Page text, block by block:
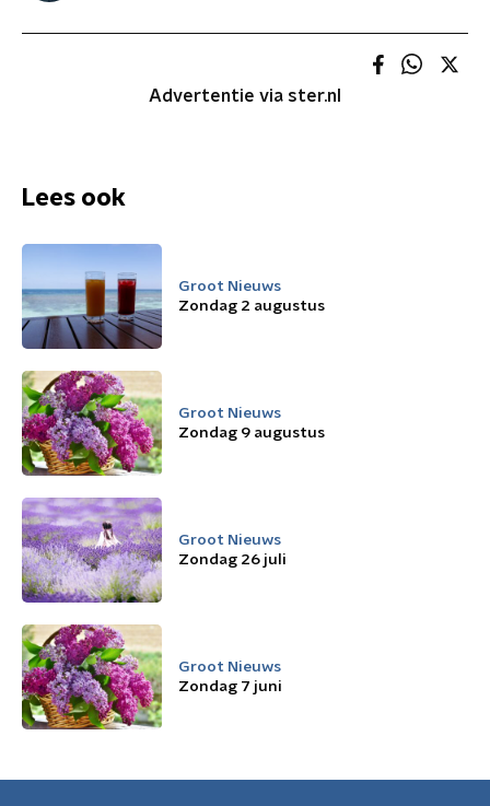
Advertentie via ster.nl
Lees ook
Groot Nieuws
Zondag 2 augustus
Groot Nieuws
Zondag 9 augustus
Groot Nieuws
Zondag 26 juli
Groot Nieuws
Zondag 7 juni